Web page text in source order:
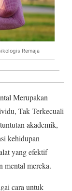
Remaja
Merupakan
Tak Terkecuali
akademik,
kehidupan
yang efektif
mental mereka.
cara untuk